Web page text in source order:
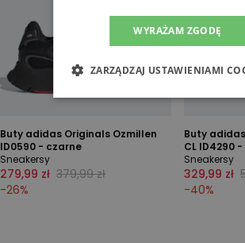
Buty adidas Originals Ozmillen
ID0590 - czarne
Sneakersy
279,99 zł 379,99 zł
-26%
Buty
CL ID4290
Sneakersy
329,99 zł
-40%
WYRAŻAM ZGODĘ
ZARZĄDZAJ USTAWIENIAMI